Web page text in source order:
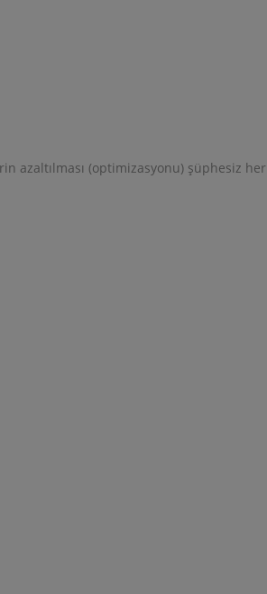
azaltılması (optimizasyonu) şüphesiz